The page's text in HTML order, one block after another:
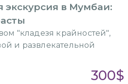
экскурсия в Мумбаи:
"кладезя крайностей",
и развлекательной
300$